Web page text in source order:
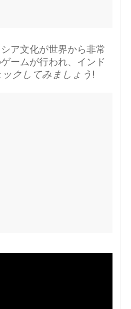
ア文化が世界から非常
ームが行われ、インド
クしてみましょう !